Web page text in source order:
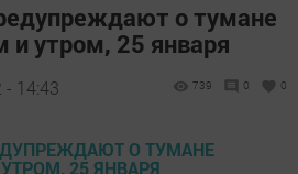
о тумане
и утром, 25 января
14:43 739 0 0